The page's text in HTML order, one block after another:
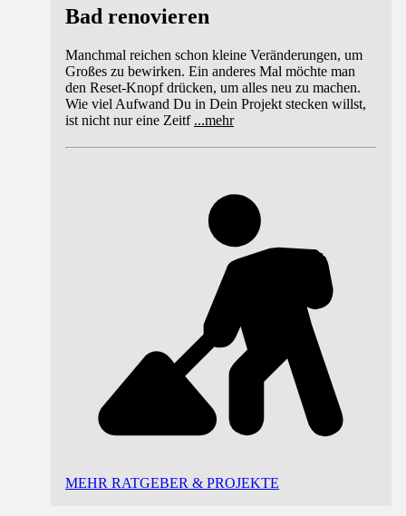
Bad renovieren
Manchmal reichen schon kleine Veränderungen, um
Großes zu bewirken. Ein anderes Mal möchte man
den Reset-Knopf drücken, um alles neu zu machen.
Wie viel Aufwand Du in Dein Projekt stecken willst,
ist nicht nur eine Zeitf ...mehr
MEHR RATGEBER & PROJEKTE